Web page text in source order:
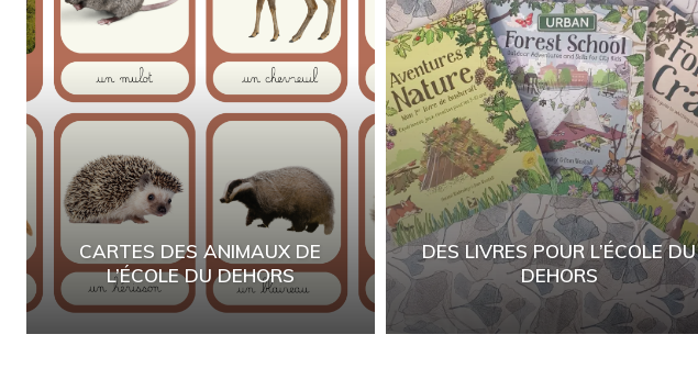
CARTES DES ANIMAUX DE
L’ÉCOLE DU DEHORS
DES LIVRES POUR L’ÉCOLE DU
DEHORS